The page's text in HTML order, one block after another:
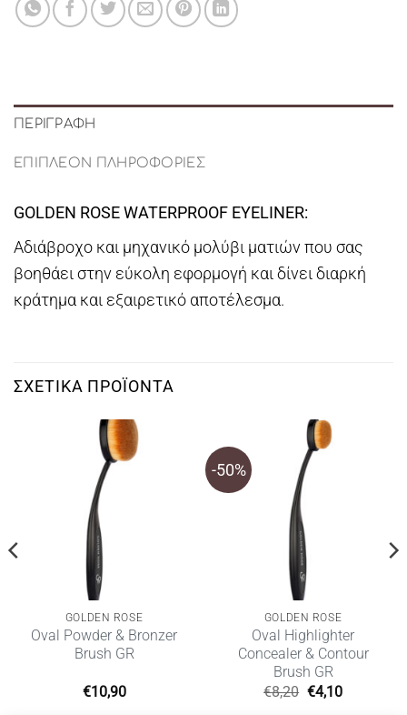
ΠΕΡΙΓΡΑΦΉ
ΕΠΙΠΛΈΟΝ ΠΛΗΡΟΦΟΡΊΕΣ
GOLDEN ROSE WATERPROOF EYELINER:
Αδιάβροχο και μηχανικό μολύβι ματιών που σας
βοηθάει στην εύκολη εφορμογή και δίνει διαρκή
κράτημα και εξαιρετικό αποτέλεσμα.
ΣΧΕΤΙΚΆ ΠΡΟΪΌΝΤΑ
GOLDEN ROSE
Oval Powder & Bronzer
Brush GR
€10,90
-50%
GOLDEN ROSE
Oval Highlighter
Concealer & Contour
Brush GR
€8,20 Original
price
€4,10Η